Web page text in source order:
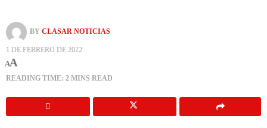
BY CLASAR NOTICIAS
1 DE FEBRERO DE 2022
AA
READING TIME: 2 MINS READ